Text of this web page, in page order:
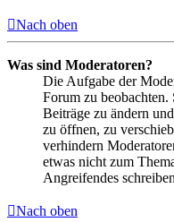
Nach oben
Was sind Moderatoren?
Die Aufgabe der
Forum zu beobachten.
Beiträge zu ändern
zu öffnen, zu
verhindern
etwas nicht zum
Angreifendes
Nach oben